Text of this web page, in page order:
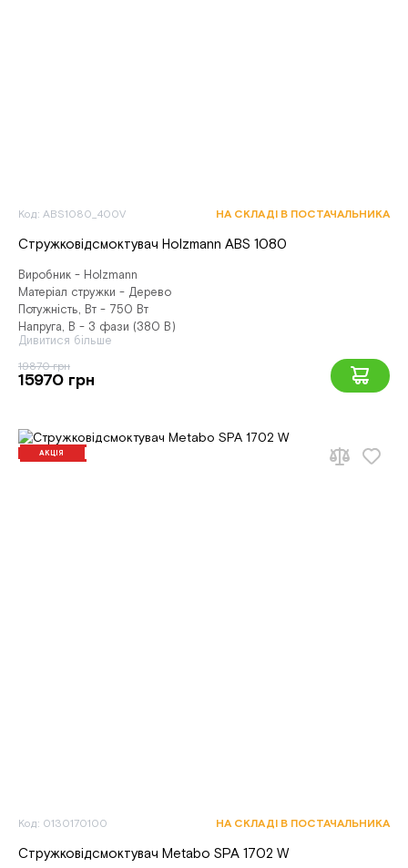
Код: ABS1080_400V НА СКЛАДІ В ПОСТАЧАЛЬНИКА
Стружковідсмоктувач Holzmann ABS 1080
Виробник - Holzmann
Матеріал стружки - Дерево
Потужність, Вт - 750 Вт
Напруга, В - 3 фази (380 В)
Дивитися більше
19870 грн
15970 грн
АКЦІЯ
Код: 0130170100 НА СКЛАДІ В ПОСТАЧАЛЬНИКА
Стружковідсмоктувач Metabo SPA 1702 W